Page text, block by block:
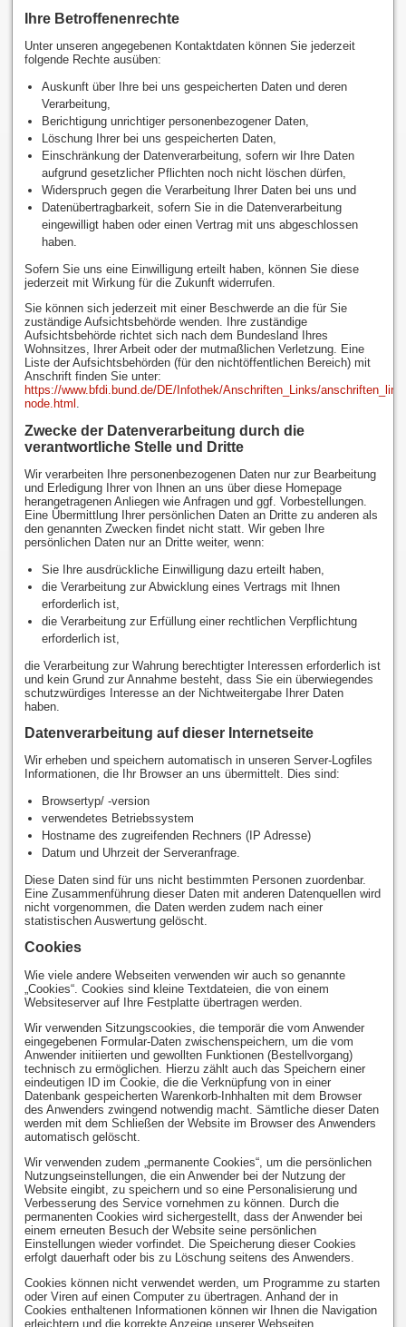
Ihre Betroffenenrechte
Unter unseren angegebenen Kontaktdaten können Sie jederzeit
folgende Rechte ausüben:
Auskunft über Ihre bei uns gespeicherten Daten und deren
Verarbeitung,
Berichtigung unrichtiger personenbezogener Daten,
Löschung Ihrer bei uns gespeicherten Daten,
Einschränkung der Datenverarbeitung, sofern wir Ihre Daten
aufgrund gesetzlicher Pflichten noch nicht löschen dürfen,
Widerspruch gegen die Verarbeitung Ihrer Daten bei uns und
Datenübertragbarkeit, sofern Sie in die Datenverarbeitung
eingewilligt haben oder einen Vertrag mit uns abgeschlossen
haben.
Sofern Sie uns eine Einwilligung erteilt haben, können Sie diese
jederzeit mit Wirkung für die Zukunft widerrufen.
Sie können sich jederzeit mit einer Beschwerde an die für Sie
zuständige Aufsichtsbehörde wenden. Ihre zuständige
Aufsichtsbehörde richtet sich nach dem Bundesland Ihres
Wohnsitzes, Ihrer Arbeit oder der mutmaßlichen Verletzung. Eine
Liste der Aufsichtsbehörden (für den nichtöffentlichen Bereich) mit
Anschrift finden Sie unter:
https://www.bfdi.bund.de/DE/Infothek/Anschriften_Links/
node.html .
Zwecke der Datenverarbeitung durch die
verantwortliche Stelle und Dritte
Wir verarbeiten Ihre personenbezogenen Daten nur zur Bearbeitung
und Erledigung Ihrer von Ihnen an uns über diese Homepage
herangetragenen Anliegen wie Anfragen und ggf. Vorbestellungen.
Eine Übermittlung Ihrer persönlichen Daten an Dritte zu anderen als
den genannten Zwecken findet nicht statt. Wir geben Ihre
persönlichen Daten nur an Dritte weiter, wenn:
Sie Ihre ausdrückliche Einwilligung dazu erteilt haben,
die Verarbeitung zur Abwicklung eines Vertrags mit Ihnen
erforderlich ist,
die Verarbeitung zur Erfüllung einer rechtlichen Verpflichtung
erforderlich ist,
die Verarbeitung zur Wahrung berechtigter Interessen erforderlich ist
und kein Grund zur Annahme besteht, dass Sie ein überwiegendes
schutzwürdiges Interesse an der Nichtweitergabe Ihrer Daten
haben.
Datenverarbeitung auf dieser Internetseite
Wir erheben und speichern automatisch in unseren Server-Logfiles
Informationen, die Ihr Browser an uns übermittelt. Dies sind:
Browsertyp/ -version
verwendetes Betriebssystem
Hostname des zugreifenden Rechners (IP Adresse)
Datum und Uhrzeit der Serveranfrage.
Diese Daten sind für uns nicht bestimmten Personen zuordenbar.
Eine Zusammenführung dieser Daten mit anderen Datenquellen wird
nicht vorgenommen, die Daten werden zudem nach einer
statistischen Auswertung gelöscht.
Cookies
Wie viele andere Webseiten verwenden wir auch so genannte
„Cookies“. Cookies sind kleine Textdateien, die von einem
Websiteserver auf Ihre Festplatte übertragen werden.
Wir verwenden Sitzungscookies, die temporär die vom Anwender
eingegebenen Formular-Daten zwischenspeichern, um die vom
Anwender initiierten und gewollten Funktionen (Bestellvorgang)
technisch zu ermöglichen. Hierzu zählt auch das Speichern einer
eindeutigen ID im Cookie, die die Verknüpfung von in einer
Datenbank gespeicherten Warenkorb-Inhhalten mit dem Browser
des Anwenders zwingend notwendig macht. Sämtliche dieser Daten
werden mit dem Schließen der Website im Browser des Anwenders
automatisch gelöscht.
Wir verwenden zudem „permanente Cookies“, um die persönlichen
Nutzungseinstellungen, die ein Anwender bei der Nutzung der
Website eingibt, zu speichern und so eine Personalisierung und
Verbesserung des Service vornehmen zu können. Durch die
permanenten Cookies wird sichergestellt, dass der Anwender bei
einem erneuten Besuch der Website seine persönlichen
Einstellungen wieder vorfindet. Die Speicherung dieser Cookies
erfolgt dauerhaft oder bis zu Löschung seitens des Anwenders.
Cookies können nicht verwendet werden, um Programme zu starten
oder Viren auf einen Computer zu übertragen. Anhand der in
Cookies enthaltenen Informationen können wir Ihnen die Navigation
erleichtern und die korrekte Anzeige unserer Webseiten